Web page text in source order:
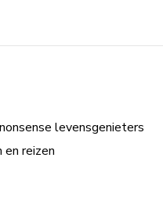
levensgenieters
reizen